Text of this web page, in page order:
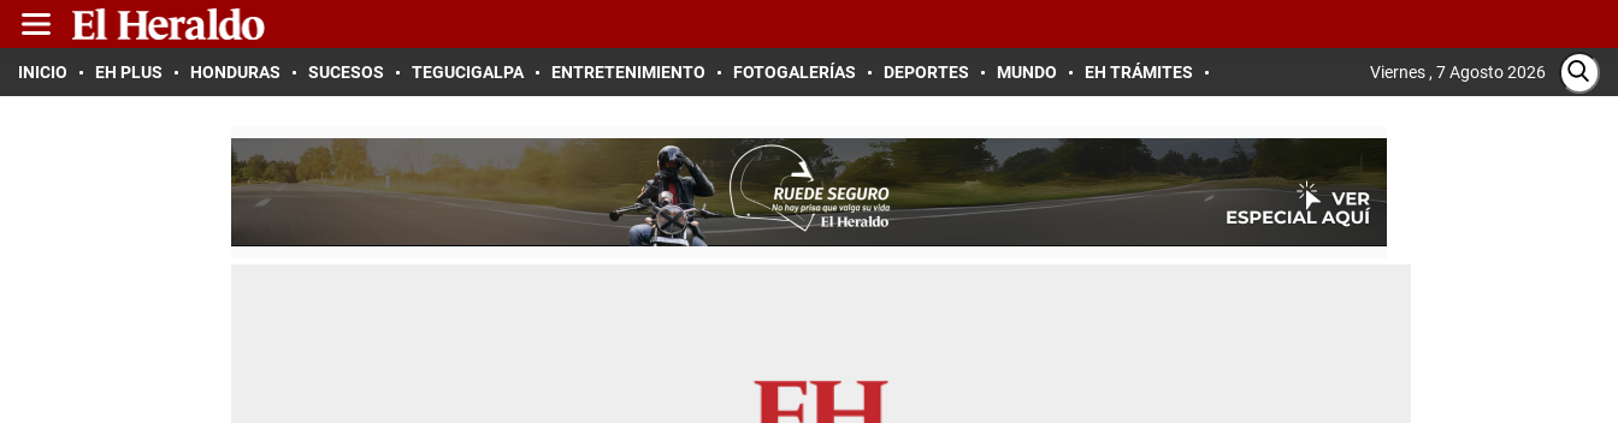
INICIO EH PLUS HONDURAS SUCESOS TEGUCIGALPA ENTRETENIMIENTO FOTOGALERÍAS DEPORTES MUNDO EH TRÁMITES Viernes , 7 Agosto 2026